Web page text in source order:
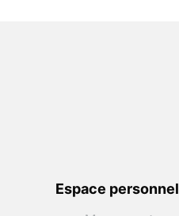
Espace personnel